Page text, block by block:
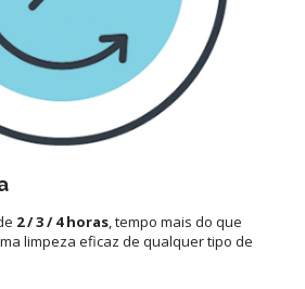
2 / 3 / 4 horas, tempo mais do que
limpeza eficaz de qualquer tipo de